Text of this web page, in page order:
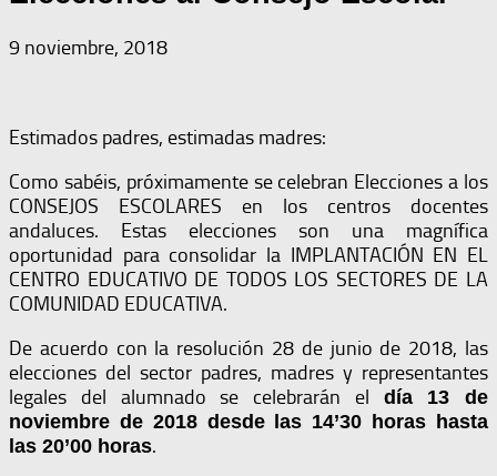
9 noviembre, 2018
Estimados padres, estimadas madres:
Como sabéis, próximamente se celebran Elecciones a los
CONSEJOS ESCOLARES en los centros docentes
andaluces. Estas elecciones son una magnífica
oportunidad para consolidar la IMPLANTACIÓN EN EL
CENTRO EDUCATIVO DE TODOS LOS SECTORES DE LA
COMUNIDAD EDUCATIVA.
De acuerdo con la resolución 28 de junio de 2018, las
elecciones del sector padres, madres y representantes
legales del alumnado se celebrarán el día 13 de
noviembre de 2018 desde las 14’30 horas hasta
las 20’00 horas.